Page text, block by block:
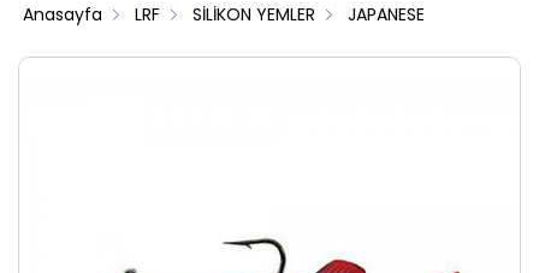
Anasayfa LRF SİLİKON YEMLER JAPANESE